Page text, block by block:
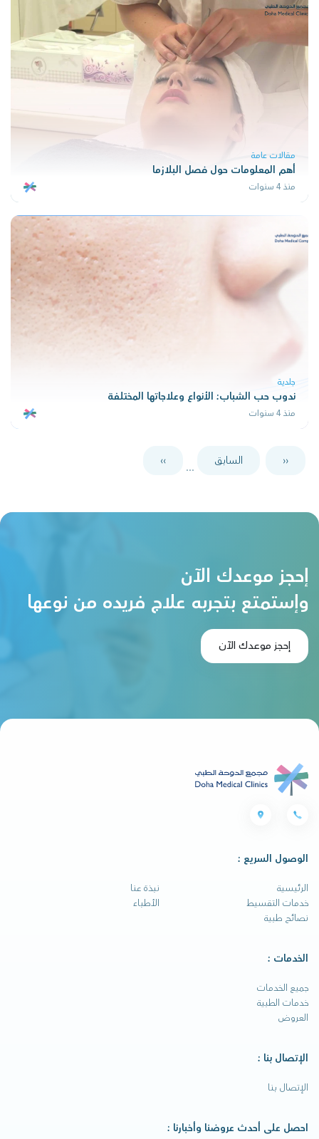
مقالات عامة
أهم المعلومات حول فصل البلازما
منذ 4 سنوات
جلدية
ندوب حب الشباب: الأنواع وعلاجاتها المختلفة
منذ 4 سنوات
‹‹ السابق ...
››
إحجز موعدك الآن
وإستمتع بتجربه علاج فريده من نوعها
إحجز موعدك الآن
الوصول السريع :
الرئيسية
نبذة عنا
خدمات التقسيط
الأطباء
نصائح طبية
الخدمات :
جميع الخدمات
خدمات الطبية
العروض
الإتصال بنا :
الإتصال بنا
احصل على أحدث عروضنا وأخبارنا :